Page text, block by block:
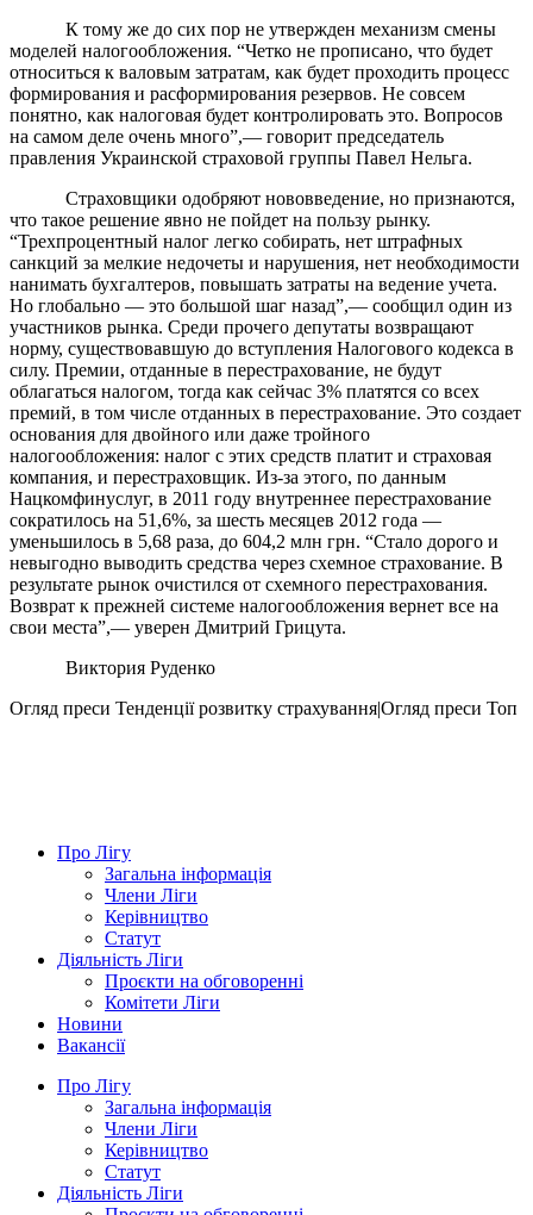
К тому же до сих пор не утвержден механизм смены
моделей налогообложения. “Четко не прописано, что будет
относиться к валовым затратам, как будет проходить процесс
формирования и расформирования резервов. Не совсем
понятно, как налоговая будет контролировать это. Вопросов
на самом деле очень много”,— говорит председатель
правления Украинской страховой группы Павел Нельга.
Страховщики одобряют нововведение, но признаются,
что такое решение явно не пойдет на пользу рынку.
“Трехпроцентный налог легко собирать, нет штрафных
санкций за мелкие недочеты и нарушения, нет необходимости
нанимать бухгалтеров, повышать затраты на ведение учета.
Но глобально — это большой шаг назад”,— сообщил один из
участников рынка. Среди прочего депутаты возвращают
норму, существовавшую до вступления Налогового кодекса в
силу. Премии, отданные в перестрахование, не будут
облагаться налогом, тогда как сейчас 3% платятся со всех
премий, в том числе отданных в перестрахование. Это создает
основания для двойного или даже тройного
налогообложения: налог с этих средств платит и страховая
компания, и перестраховщик. Из-за этого, по данным
Нацкомфинуслуг, в 2011 году внутреннее перестрахование
сократилось на 51,6%, за шесть месяцев 2012 года —
уменьшилось в 5,68 раза, до 604,2 млн грн. “Стало дорого и
невыгодно выводить средства через схемное страхование. В
результате рынок очистился от схемного перестрахования.
Возврат к прежней системе налогообложения вернет все на
свои места”,— уверен Дмитрий Грицута.
Виктория Руденко
Огляд преси Тенденції розвитку страхування|Огляд преси Топ
Про Лігу
Загальна інформація
Члени Ліги
Керівництво
Статут
Діяльність Ліги
Проєкти на обговоренні
Комітети Ліги
Новини
Вакансії
Про Лігу
Загальна інформація
Члени Ліги
Керівництво
Статут
Діяльність Ліги